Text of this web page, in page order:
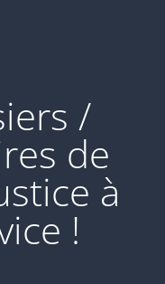
/
de
à
!